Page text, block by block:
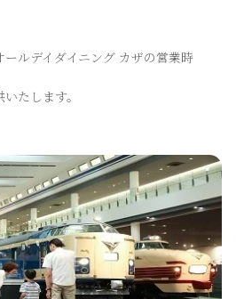
ルデイダイニング カザの営業時
たします。